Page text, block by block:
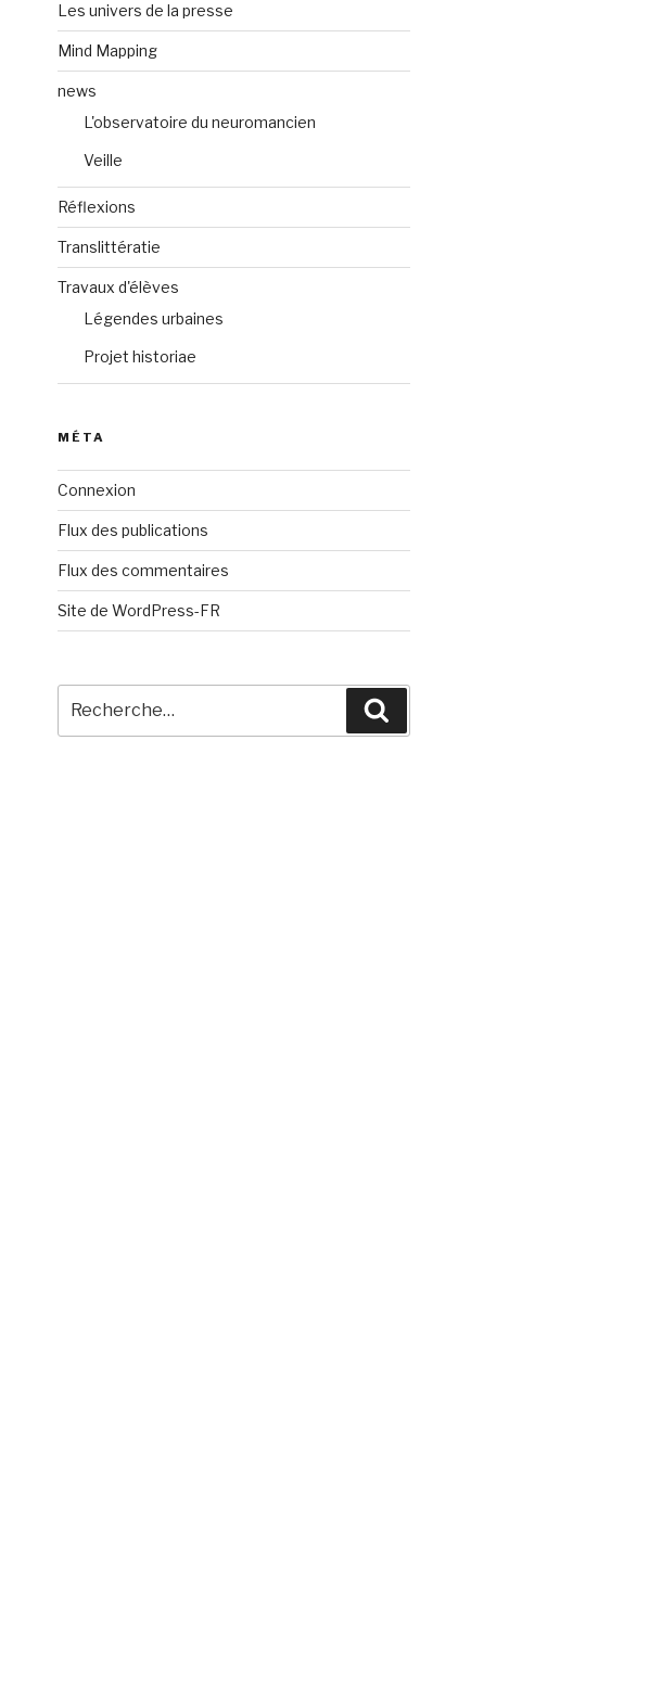
Les univers de la presse
Mind Mapping
news
L'observatoire du neuromancien
Veille
Réflexions
Translittératie
Travaux d'élèves
Légendes urbaines
Projet historiae
MÉTA
Connexion
Flux des publications
Flux des commentaires
Site de WordPress-FR
pour
: